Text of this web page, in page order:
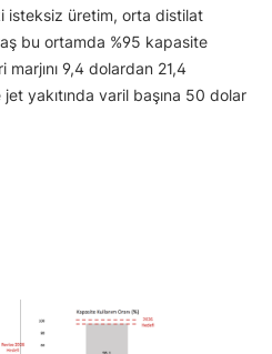
isteksiz üretim, orta distilat
bu ortamda %95 kapasite
marjını 9,4 dolardan 21,4
yakıtında varil başına 50 dolar